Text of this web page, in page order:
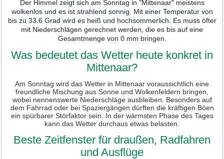
Der Himmel zeigt sich am Sonntag in "Mittenaar" meistens
wolkenlos und es ist strahlend sonnig. Mit einer Temperatur von
bis zu 33.6 Grad wird es heiß und hochsommerlich. Es muss öfter
mit Niederschlägen gerechnet werden, die es bis auf eine
Gesamtmenge von 0 mm bringen.
Was bedeutet das Wetter heute konkret in
Mittenaar?
Am Sonntag wird das Wetter in Mittenaar voraussichtlich eine
freundliche Mischung aus Sonne und Wolkenfeldern bringen,
wobei nennenswerte Niederschläge ausbleiben. Besonders auf
dem Fahrrad oder bei Spaziergängen dürften die kräftigen Böen
ein spürbarer Störfaktor sein. In der wärmsten Phase des Tages
kann das Wetter durchaus etwas belasten.
Beste Zeitfenster für draußen, Radfahren
und Ausflüge